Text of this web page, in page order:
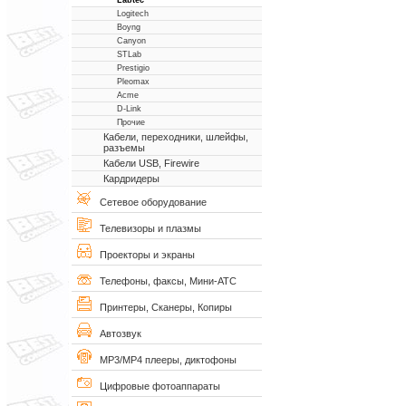
Logitech
Boyng
Canyon
STLab
Prestigio
Pleomax
Acme
D-Link
Прочие
Кабели, переходники, шлейфы,
разъемы
Кабели USB, Firewire
Кардридеры
Сетевое оборудование
Телевизоры и плазмы
Проекторы и экраны
Телефоны, факсы, Мини-АТС
Принтеры, Сканеры, Копиры
Автозвук
MP3/MP4 плееры, диктофоны
Цифровые фотоаппараты